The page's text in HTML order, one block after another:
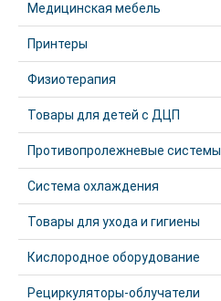
Медицинская мебель
Принтеры
Физиотерапия
Товары для детей с ДЦП
Противопролежневые системы
Система охлаждения
Товары для ухода и гигиены
Кислородное оборудование
Рециркуляторы-облучатели